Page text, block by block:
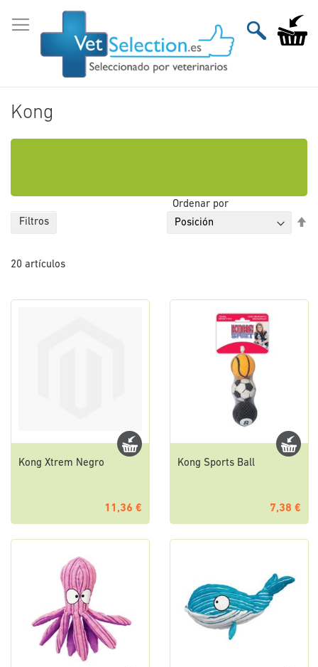
al
contenido
Mi
Kong
20 artículos
Ordenar por
Kong Xtrem Negro
11,36 €
Kong Sports Ball
7,38 €
Filtros